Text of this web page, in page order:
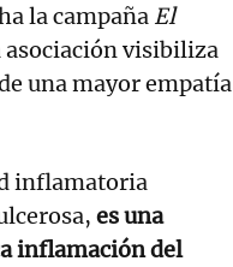
la campaña El
asociación visibiliza
una mayor empatía
inflamatoria
es una
inflamación del